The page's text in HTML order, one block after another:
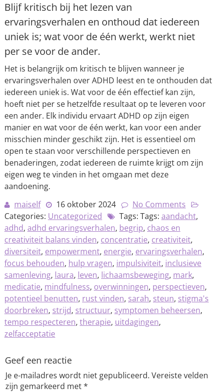
Blijf kritisch bij het lezen van
ervaringsverhalen en onthoud dat iedereen
uniek is; wat voor de één werkt, werkt niet
per se voor de ander.
Het is belangrijk om kritisch te blijven wanneer je
ervaringsverhalen over ADHD leest en te onthouden dat
iedereen uniek is. Wat voor de één effectief kan zijn,
hoeft niet per se hetzelfde resultaat op te leveren voor
een ander. Elk individu ervaart ADHD op zijn eigen
manier en wat voor de één werkt, kan voor een ander
misschien minder geschikt zijn. Het is essentieel om
open te staan voor verschillende perspectieven en
benaderingen, zodat iedereen de ruimte krijgt om zijn
eigen weg te vinden in het omgaan met deze
aandoening.
maiself
16 oktober 2024
No Comments
Categories: Uncategorized Tags: Tags: aandacht,
adhd, adhd ervaringsverhalen, begrip, chaos en
creativiteit balans vinden, concentratie, creativiteit,
diversiteit, empowerment, energie, ervaringsverhalen,
focus behouden, hulp vragen, impulsiviteit, inclusieve
samenleving, laura, leven, lichaamsbeweging, mark,
medicatie, mindfulness, overwinningen, perspectieven,
potentieel benutten, rust vinden, sarah, steun, stigma's
doorbreken, strijd, structuur, symptomen beheersen,
tempo respecteren, therapie, uitdagingen,
zelfacceptatie
Geef een reactie
Je e-mailadres wordt niet gepubliceerd. Vereiste velden
zijn gemarkeerd met*